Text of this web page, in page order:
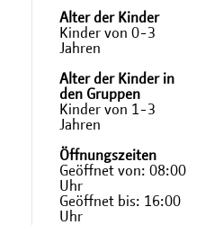
Alter der Kinder
Kinder von 0-3
Jahren
Alter der Kinder in
den Gruppen
Kinder von 1-3
Jahren
Öffnungszeiten
Geöffnet von: 08:00
Uhr
Geöffnet bis: 16:00
Uhr